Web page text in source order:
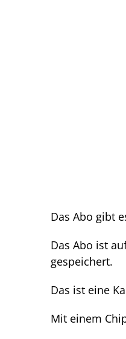
Das Abo gibt
Das Abo ist
gespeichert.
Das ist eine
Mit einem